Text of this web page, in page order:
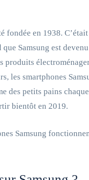
fondée en 1938.
Samsung est
les smartphones
des petits pains
bientôt en 2019.
Samsung